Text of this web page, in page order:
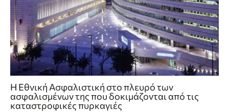
Η Εθνική Ασφαλιστική στο πλευρό των
ασφαλισμένων της που δοκιμάζονται από τις
καταστροφικές πυρκαγιές